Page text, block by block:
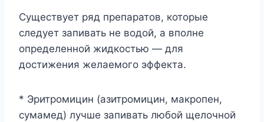
Существует ряд препаратов, которые
следует запивать не водой, а вполне
определенной жидкостью — для
достижения желаемого эффекта.
* Эритромицин (азитромицин, макропен,
сумамед) лучше запивать любой щелочной